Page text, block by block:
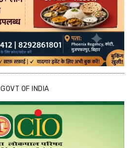
GOVT OF INDIA